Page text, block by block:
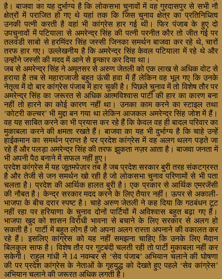
है। बाजवा का यह दुर्भाग्य है कि लोकसभा चुनावों में वह गुरदासपुर से सभी नौ
क्षेत्रों में पराजित हो गए थे यहां तक कि जिस चुनाव क्षेत्र का प्रतिनिधित्व
उनकी पत्नी करती है वहां भी कांग्रेस हार गई थी। फिर पंजाब के हुए दो
उपचुनावों में पटियाला से अमरेन्द्र सिंह की पत्नी परनीत कौर तो जीत गई पर
तलवंडी साबो से हरमिंदर सिंह जस्सी जिनका समर्थन बाजवा कर रहे थे, चारों
तरफ हार गए। उल्लेखनीय है कि अमरेन्द्र सिंह केवल पटियाला में रहे थे और
उन्होंने जस्सी की मदद में आने से इन्कार कर दिया था।
जब से अमरेन्द्र सिंह ने अमृतसर से अरुण जेतली को एक लाख से अधिक वोट से
हराया है तब से महाराजाजी बहुत ऊंची हवा में हैं लेकिन वह भूल गए कि उनके
नेतृत्व में दो बार कांग्रेस पंजाब में हार चुकी है। पिछले चुनाव में तो विशेष तौर पर
अमरेन्द्र सिंह का जरूरत से अधिक आत्मविश्वास पार्टी की हार का कारण बना
नहीं तो हारने का कोई कारण नहीं था। उनका काम करने का स्टाइल तथा
‘कोटरी कल्चर’ भी मुद्दा बन गया था लेकिन आजकल अमरेन्द्र सिंह जोश में हैं।
वह यह साबित करने का भी प्रयास कर रहे हैं कि केवल वह ही बादल परिवार का
मुकाबला करने की क्षमता रखते हैं। बाजवा का यह भी दुर्भाग्य है कि चाहे उन्हें
हाईकमान का समर्थन प्राप्त है पर प्रदेश कांग्रेस में वह अलग थलग पड़ते जा
रहे हैं और पलड़ा अमरेन्द्र सिंह की तरफ झुकता नज़र आता है। बाजवा जनता में
भी अपनी पैठ बनाने में सफल नहीं हुए।
प्रदेश कांग्रेस में यह जूतमपेज़ार तब है जब प्रदेश सरकार बुरी तरह संकटग्रस्त
है और तेजी से जन समर्थन खो रही है जो लोकसभा चुनाव परिणामों से भी पता
चलता है। प्रदेश की आर्थिक हालत बुरी है। एक प्रकार से आर्थिक एमरजेंसी
की नौबत है। केन्द्र सरकार मदद करने के लिए तैयार नहीं। ऊपर से अकाली-
भाजपा के बीच दरार स्पष्ट है। चाहे अरुण जेतली ने कह दिया कि गठबंधन टूट
नहीं रहा पर हरियाणा के चुनाव दोनों पार्टियों में अविश्वास बहुत बढ़ा गए हैं।
भाजपा खुद को शासन विरोधी भावना से बचाने के लिए सरकार से अलग हो
सकती है। पार्टी में बहुत लोग हैं जो अपना अलग रास्ता अपनाने की वकालत कर
रहे हैं। इसलिए कांग्रेस को यह नहीं समझना चाहिए कि उनके लिए मैदान
बिलकुल साफ है। विशेष तौर पर गुटबंदी चलती रही तो पार्टी मुकाबला नहीं कर
सकेगी। राहुल गांधी ने 14 नवम्बर से ‘सेव पंजाब’ अभियान चलाने की घोषणा
की पर प्रदेश कांग्रेस के नेताओं के गृहयुद्ध को देखते हुए पहले ‘सेव कांग्रेस’
अभियान चलाने की जरूरत अधिक लगती है।